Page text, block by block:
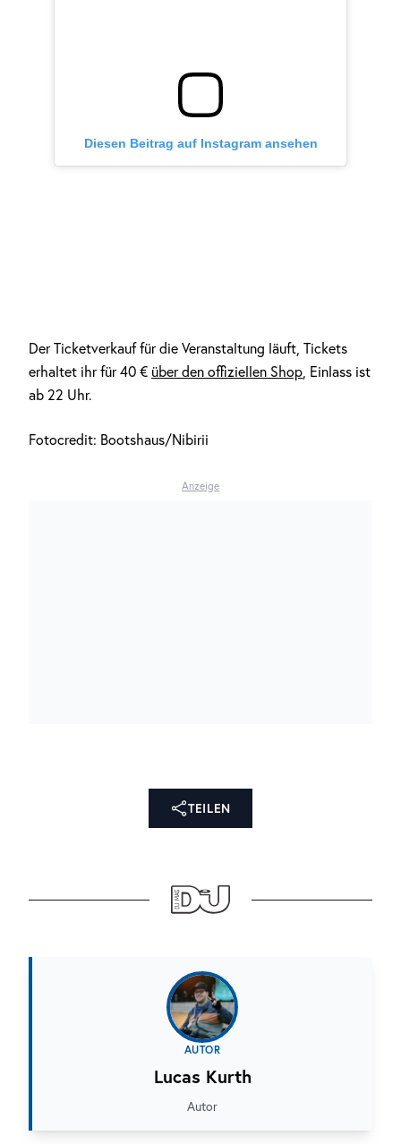
Diesen Beitrag auf Instagram ansehen
Der Ticketverkauf für die Veranstaltung läuft, Tickets
erhaltet ihr für 40 € über den offiziellen Shop, Einlass ist
ab 22 Uhr.
Fotocredit: Bootshaus/Nibirii
Anzeige
TEILEN
AUTOR
Lucas Kurth
Autor